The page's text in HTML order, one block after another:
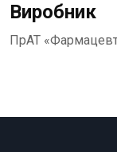
Виробник
ПрАТ